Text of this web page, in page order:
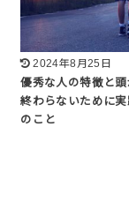
2024年8月25日
優秀な人の特徴と
終わらないために
のこと